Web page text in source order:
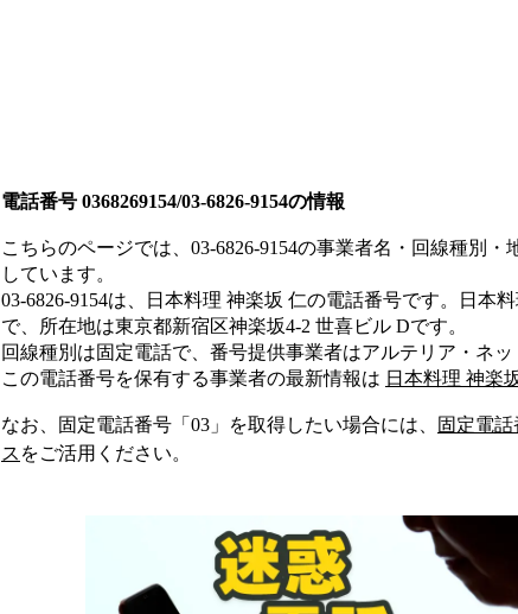
電話番号 0368269154/03-6826-9154の情報
こちらのページでは、 03-6826-9154の事業者名・回線種別・
しています。
03-6826-9154は、 日本料理 神楽坂 仁の電話番号です。 日本
で、所在地は東京都新宿区神楽坂4-2 世喜ビル Dです。
回線種別は固定電話で、番号提供事業者はアルテリア・ネ
この電話番号を保有する事業者の最新情報は 日本料理 神楽
なお、固定電話番号「 03 」を取得したい場合には、 固定電話
ス をご活用ください。